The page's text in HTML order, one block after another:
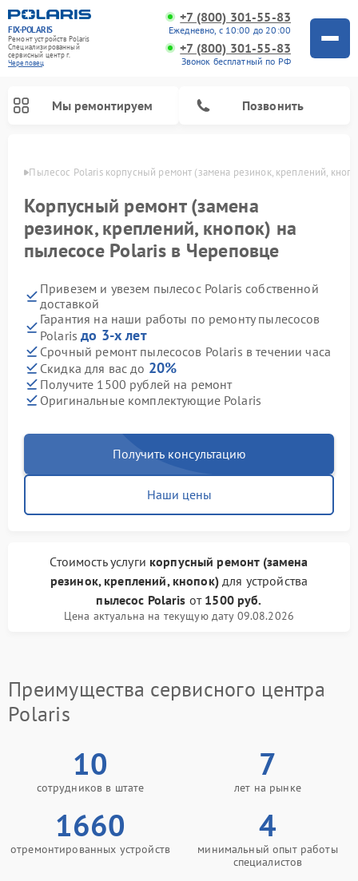
FIX-POLARIS
Ремонт устройств Polaris
Специализированный
cервисный центр г.
Череповец
+7 (800) 301-55-83
Ежедневно, с 10:00 до 20:00
+7 (800) 301-55-83
Звонок бесплатный по РФ
Мы ремонтируем Позвонить
Пылесос Polaris корпусный ремонт (замена резинок, креплений,
Корпусный ремонт (замена
резинок, креплений, кнопок) на
пылесосе Polaris в Череповце
Привезем и увезем пылесос Polaris собственной
доставкой
Гарантия на наши работы по ремонту пылесосов
Polarisдо 3-х лет
Срочный ремонт пылесосов Polaris в течении часа
Скидка для вас до 20%
Получите 1500 рублей на ремонт
Оригинальные комплектующие Polaris
Получить консультацию
Наши цены
Стоимость услуги корпусный ремонт (замена
резинок, креплений, кнопок)для устройства
пылесос Polaris от 1500 руб.
Цена актуальна на текущую дату 09.08.2026
Преимущества сервисного центра
Polaris
10
сотрудников в штате
7
лет на рынке
1660
отремонтированных устройств
4
минимальный опыт работы
специалистов